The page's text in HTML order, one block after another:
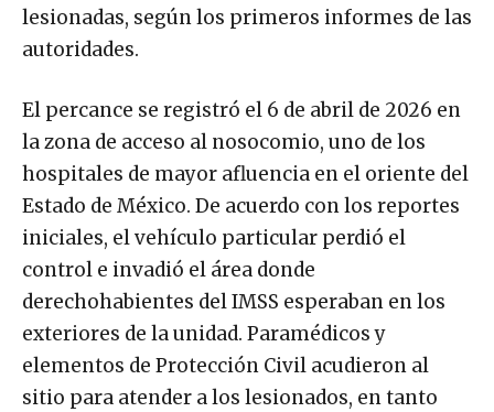
lesionadas, según los primeros informes de las
autoridades.
El percance se registró el 6 de abril de 2026 en
la zona de acceso al nosocomio, uno de los
hospitales de mayor afluencia en el oriente del
Estado de México. De acuerdo con los reportes
iniciales, el vehículo particular perdió el
control e invadió el área donde
derechohabientes del IMSS esperaban en los
exteriores de la unidad. Paramédicos y
elementos de Protección Civil acudieron al
sitio para atender a los lesionados, en tanto